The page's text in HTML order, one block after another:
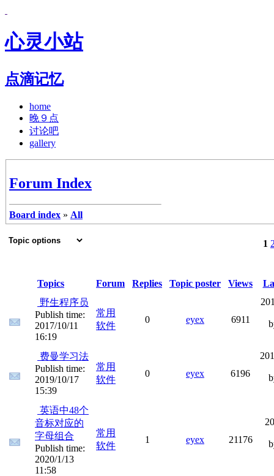
心灵小站
点滴记忆
home
晚９点
讨论吧
gallery
Forum Index
Board index » All
1
Topics Forum Replies Topic poster Views
野生程序员
Publish time:
2017/10/11
16:19
常用
软件
0 eyex 6911
费曼学习法
Publish time:
2019/10/17
15:39
常用
软件
0 eyex 6196
英语中48个
音标对应的
字母组合
Publish time:
2020/1/13
11:58
常用
软件
1 eyex 21176